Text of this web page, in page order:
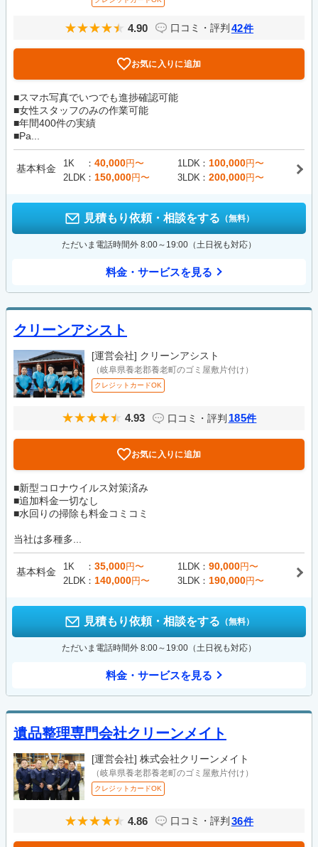
4.90 口コミ・評判 42件
お気に入りに追加
■スマホ写真でいつでも進捗確認可能
■女性スタッフのみの作業可能
■年間400件の実績
■Pa...
基本料金 1K 40,000円〜 1LDK 100,000円〜
2LDK
150,000円〜 3LDK 200,000円〜
見積もり依頼・相談をする （無料）
ただいま電話時間外 8:00～19:00（土日祝も対応）
料金・サービスを見る
クリーンアシスト
[運営会社] クリーンアシスト
（岐阜県養老郡養老町のゴミ屋敷片付け）
クレジットカードOK
4.93 口コミ・評判 185件
お気に入りに追加
■新型コロナウイルス対策済み
■追加料金一切なし
■水回りの掃除も料金コミコミ
当社は多種多...
基本料金 1K 35,000円〜 1LDK 90,000円〜
2LDK
140,000円〜 3LDK 190,000円〜
見積もり依頼・相談をする （無料）
ただいま電話時間外 8:00～19:00（土日祝も対応）
料金・サービスを見る
遺品整理専門会社クリーンメイト
[運営会社] 株式会社クリーンメイト
（岐阜県養老郡養老町のゴミ屋敷片付け）
クレジットカードOK
4.86 口コミ・評判 36件